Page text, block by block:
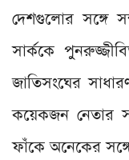
দেশগুলোর সঙ্গে
সার্ককে
জাতিসংঘের
কয়েকজন নেতার
ফাঁকে অনেকের